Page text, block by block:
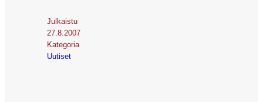
Julkaistu
27.8.2007
Kategoria
Uutiset